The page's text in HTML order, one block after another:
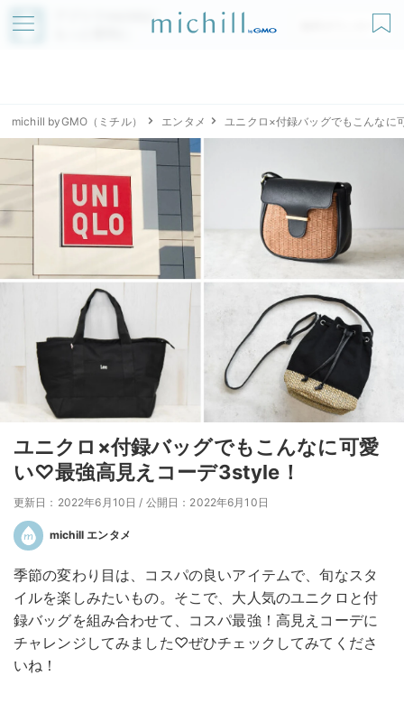
アプリでmichillが
無料ダウンロード
michill byGMO（ミチル） エンタメ ユニクロ×付録バッグでもこんな
ユニクロ×付録バッグでもこんなに可愛
い♡最強高見えコーデ3style！
更新日：2022年6月10日 / 公開日：2022年6月10日
michill エンタメ
季節の変わり目は、コスパの良いアイテムで、旬なスタ
イルを楽しみたいもの。そこで、大人気のユニクロと付
録バッグを組み合わせて、コスパ最強！高見えコーデに
チャレンジしてみました♡ぜひチェックしてみてくださ
いね！